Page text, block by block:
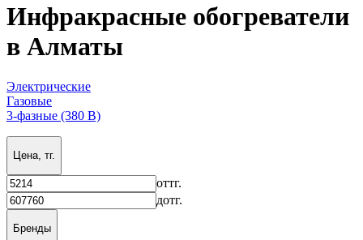
Инфракрасные обогреватели
в Алматы
Электрические
Газовые
3-фазные (380 В)
Цена, тг.
оттг.
дотг.
Бренды